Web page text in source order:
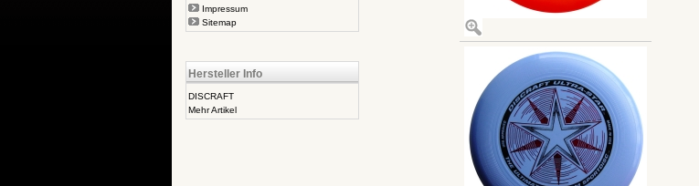
Impressum
Sitemap
Hersteller Info
DISCRAFT
Mehr Artikel